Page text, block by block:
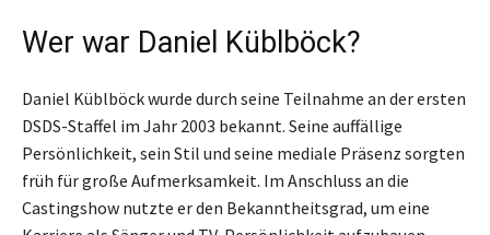
Wer war Daniel Küblböck?
Daniel Küblböck wurde durch seine Teilnahme an der ersten
DSDS-Staffel im Jahr 2003 bekannt. Seine auffällige
Persönlichkeit, sein Stil und seine mediale Präsenz sorgten
früh für große Aufmerksamkeit. Im Anschluss an die
Castingshow nutzte er den Bekanntheitsgrad, um eine